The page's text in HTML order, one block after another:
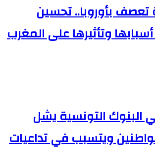
تعصف بأوروبا.. تحسين
وتأثيرها على المغرب
البنوك التونسية يشل
ويتسبب في تداعيات